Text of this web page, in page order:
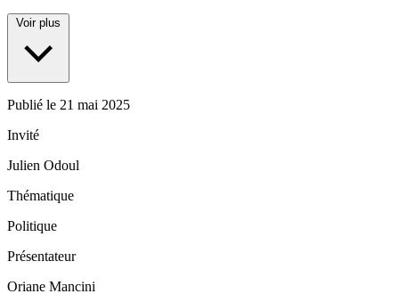
Voir plus
Publié le 21 mai 2025
Invité
Julien Odoul
Thématique
Politique
Présentateur
Oriane Mancini